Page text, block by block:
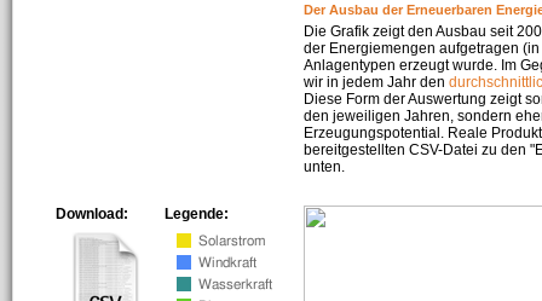
Der Ausbau der Erneuerbaren
Die Grafik zeigt den Ausbau seit
der Energiemengen aufgetragen
Anlagentypen erzeugt wurde. Im
wir in jedem Jahr den
Diese Form der Auswertung zeigt
den jeweiligen Jahren, sondern
Erzeugungspotential. Reale
bereitgestellten CSV-Datei zu den
unten.
Legende:
Download: